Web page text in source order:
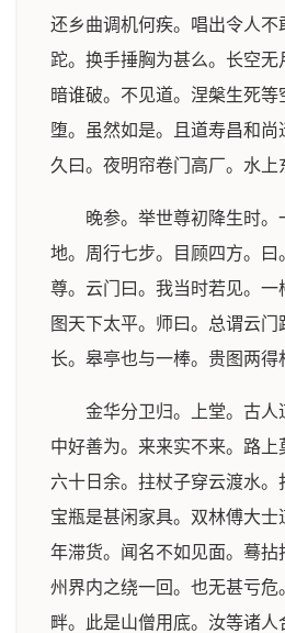
还乡曲调机何疾。唱出令人不
跎。换手捶胸为甚么。长空无
暗谁破。不见道。涅槃生死
堕。虽然如是。且道寿昌和尚
久曰。夜明帘卷门高厂。水上
晚参。举世尊初降生时
地。周行七步。目顾四方。曰
尊。云门曰。我当时若见。一
图天下太平。师曰。总谓云
长。皋亭也与一棒。贵图两得
金华分卫归。上堂。古人
中好善为。来来实不来。路上
六十日余。拄杖子穿云渡水
宝瓶是甚闲家具。双林傅大士
年滞货。闻名不如见面。蓦拈
州界内之绕一回。也无甚亏危
畔。此是山僧用底。汝等诸人